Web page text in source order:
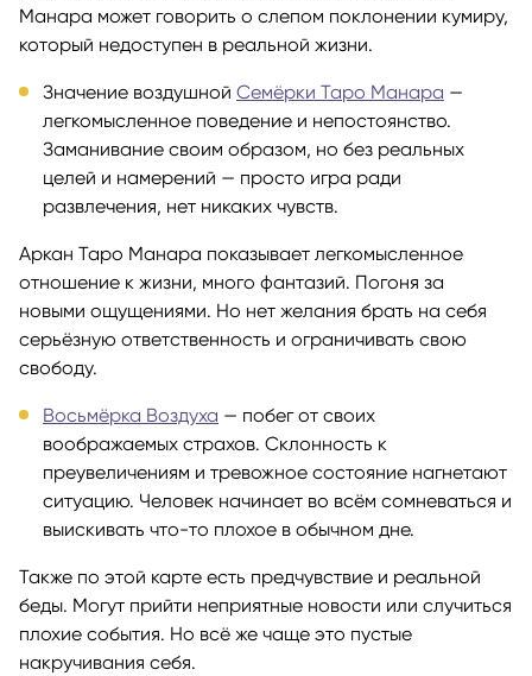
Манара может говорить о слепом поклонении кумиру,
который недоступен в реальной жизни.
Значение воздушной Семёрки Таро Манара —
легкомысленное поведение и непостоянство.
Заманивание своим образом, но без реальных
целей и намерений — просто игра ради
развлечения, нет никаких чувств.
Аркан Таро Манара показывает легкомысленное
отношение к жизни, много фантазий. Погоня за
новыми ощущениями. Но нет желания брать на себя
серьёзную ответственность и ограничивать свою
свободу.
Восьмёрка Воздуха — побег от своих
воображаемых страхов. Склонность к
преувеличениям и тревожное состояние нагнетают
ситуацию. Человек начинает во всём сомневаться и
выискивать что-то плохое в обычном дне.
Также по этой карте есть предчувствие и реальной
беды. Могут прийти неприятные новости или случиться
плохие события. Но всё же чаще это пустые
накручивания себя.